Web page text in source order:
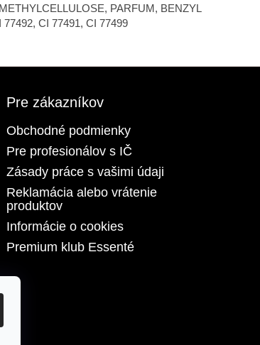
PARFUM, BENZYL
CI 77491, CI 77499
Pre zákazníkov
Obchodné podmienky
Pre profesionálov s IČ
Zásady práce s vašimi údaji
Reklamácia alebo vrátenie
produktov
Informácie o cookies
Premium klub Essenté